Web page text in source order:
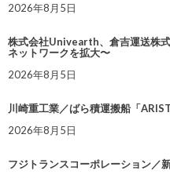
2026年8月5日
株式会社Univearth、倉吉運送株
ネットワークを拡大〜
2026年8月5日
川崎重工業／ばら積運搬船「
2026年8月5日
フジトランスコーポレーション／